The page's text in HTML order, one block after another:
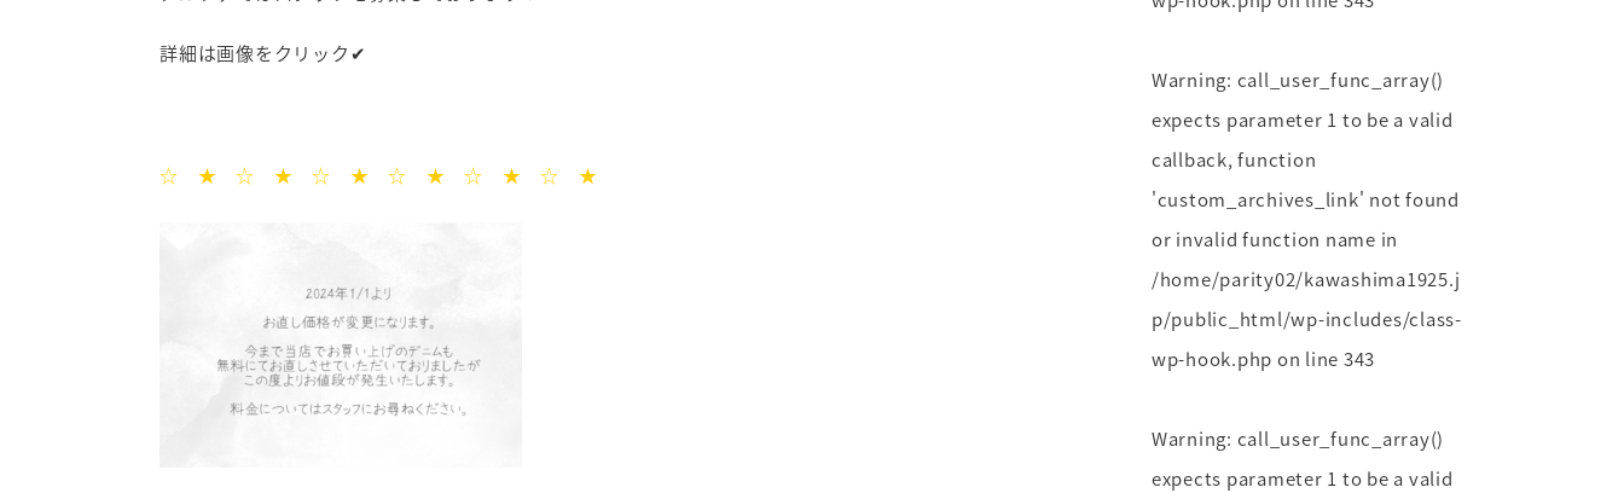
詳細は画像をクリック✔
☆ ★ ☆ ★ ☆ ★ ☆ ★ ☆ ★ ☆ ★
Warning: call_user_func_array()
expects parameter 1 to be a valid
callback, function
'custom_archives_link' not found
or invalid function name in
/home/parity02/kawashima1925.j
p/public_html/wp-includes/class-
wp-hook.php on line 343
Warning: call_user_func_array()
expects parameter 1 to be a valid